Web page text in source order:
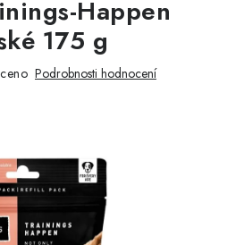
Happen
175 g
Podrobnosti hodnocení